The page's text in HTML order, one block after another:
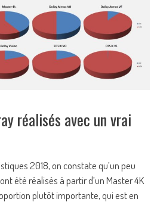
réalisés avec un vrai
2018, on constate qu’un peu
été réalisés à partir d’un Master 4K
plutôt importante, qui est en